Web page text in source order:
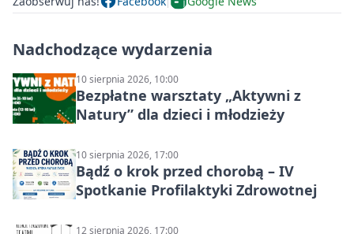
Nadchodzące wydarzenia
10 sierpnia 2026, 10:00
Bezpłatne warsztaty „Aktywni z
Natury” dla dzieci i młodzieży
10 sierpnia 2026, 17:00
Bądź o krok przed chorobą – IV
Spotkanie Profilaktyki Zdrowotnej
12 sierpnia 2026, 17:00